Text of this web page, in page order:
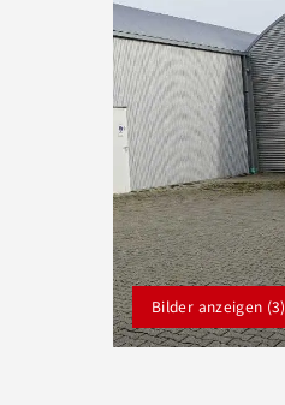
Bilder anzeigen (3)